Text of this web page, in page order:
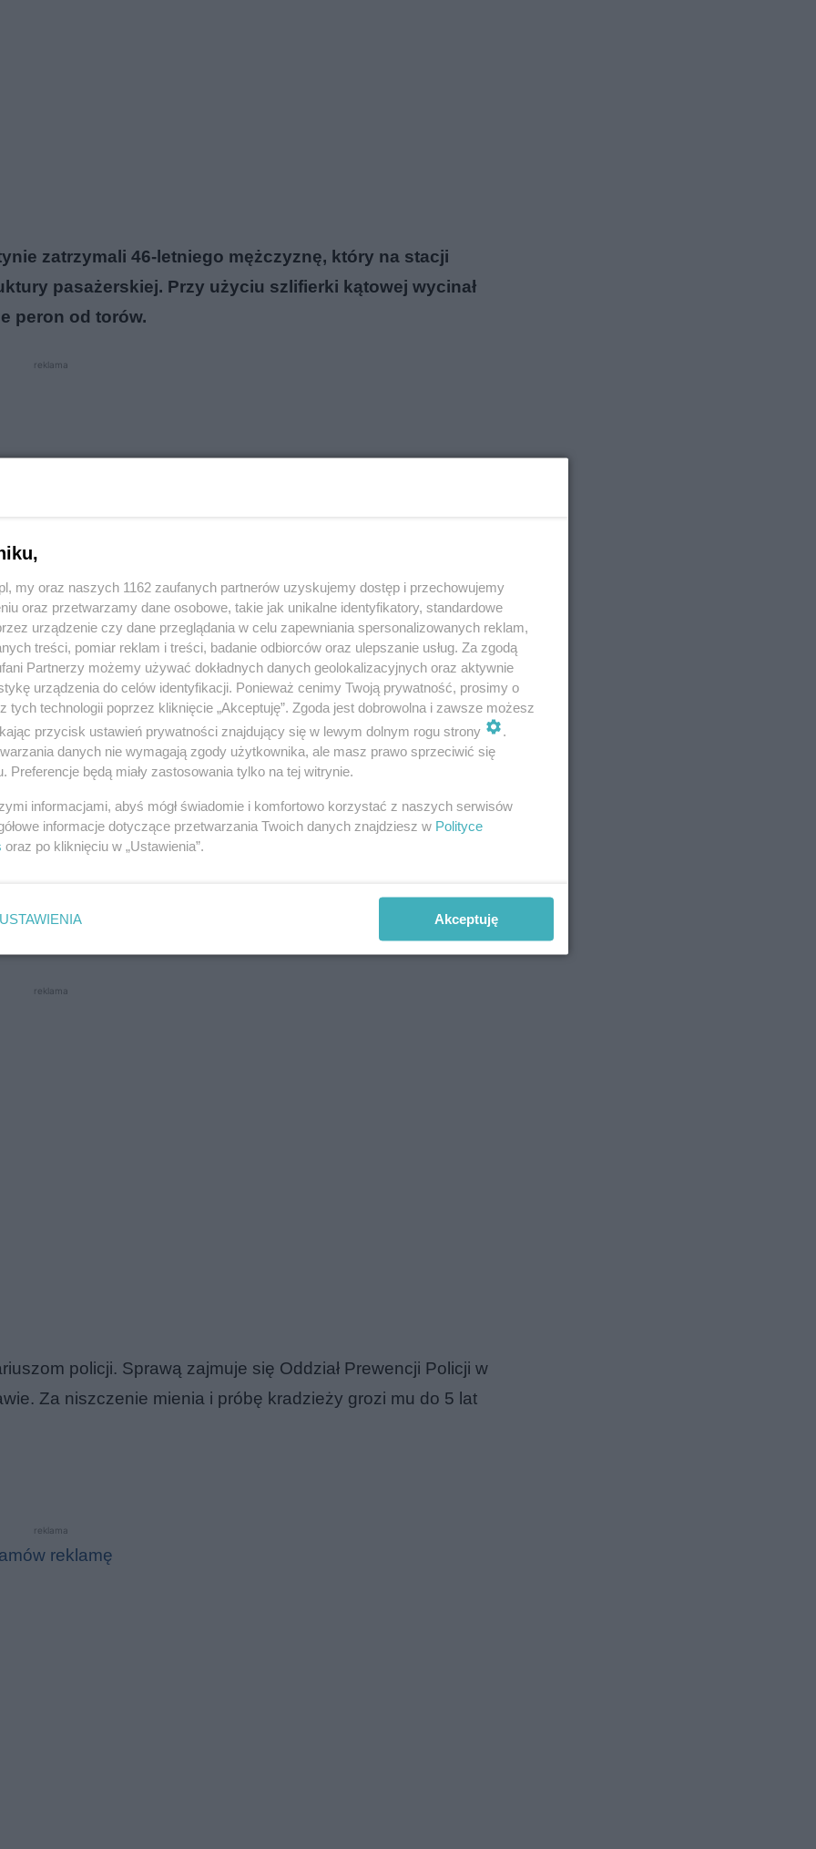
zatrzymali 46-letniego mężczyznę, który na stacji
pasażerskiej. Przy użyciu szlifierki kątowej wycinał
peron od torów.
reklama
Straży Ochrony Kolei 29 stycznia. Mundurowi
ujęli sprawcę dewastacji. Mężczyzna nie zdążył oddalić
zniszczeniem infrastruktury na 2500 złotych.
reklama
policji. Sprawą zajmuje się Oddział Prewencji Policji w
Za niszczenie mienia i próbę kradzieży grozi mu do 5 lat
reklama
reklamę
my oraz naszych 1162 zaufanych partnerów uzyskujemy dostęp i przechowujemy
oraz przetwarzamy dane osobowe, takie jak unikalne identyfikatory, standardowe
urządzenie czy dane przeglądania w celu zapewniania spersonalizowanych reklam,
treści, pomiar reklam i treści, badanie odbiorców oraz ulepszanie usług. Za zgodą
Partnerzy możemy używać dokładnych danych geolokalizacyjnych oraz aktywnie
urządzenia do celów identyfikacji. Ponieważ cenimy Twoją prywatność, prosimy o
tych technologii poprzez kliknięcie „Akceptuję”. Zgoda jest dobrowolna i zawsze możesz
przycisk ustawień prywatności znajdujący się w lewym dolnym rogu strony
.
danych nie wymagają zgody użytkownika, ale masz prawo sprzeciwić się
Preferencje będą miały zastosowania tylko na tej witrynie.
informacjami, abyś mógł świadomie i komfortowo korzystać z naszych serwisów
informacje dotyczące przetwarzania Twoich danych znajdziesz w Polityce
oraz po kliknięciu w „Ustawienia”.
USTAWIENIA Akceptuję